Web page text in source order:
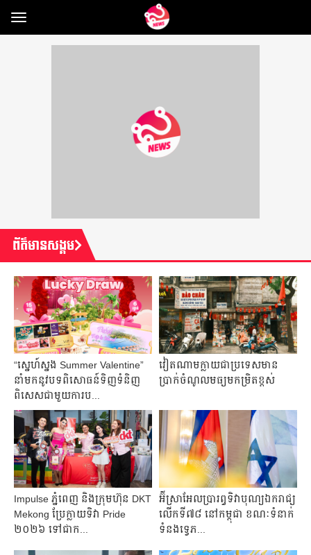
Toggle
navigation
ព័ត៌មានសង្គម
“ស្នេហ៍ស្នង Summer Valentine”
នាំមកនូវបទពិសោធន៍ទិញទំនិញ
ពិសេសជាមួយការប...
វៀតណាម​ក្លាយជាប្រទេស​មាន​
ប្រាក់ចំណូលមធ្យមកម្រិត​ខ្ពស់
Impulse ភ្នំពេញ និងក្រុមហ៊ុន DKT
Mekong ប្រែក្លាយទិវា Pride
២០២៦ ទៅជាក...
អ៊ីស្រាអែលប្រារព្ធទិវាបុណ្យឯករាជ្យ
លើកទី៧៨ នៅកម្ពុជា ខណៈទំនាក់
ទំនងទ្វេភ...